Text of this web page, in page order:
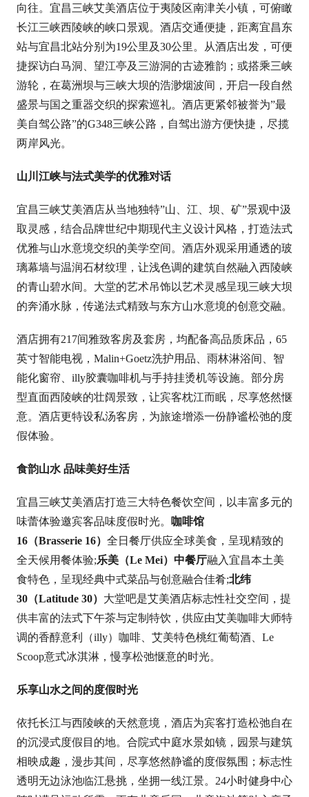
向往。宜昌三峡艾美酒店位于夷陵区南津关小镇，可俯瞰
长江三峡西陵峡的峡口景观。酒店交通便捷，距离宜昌东
站与宜昌北站分别为19公里及30公里。从酒店出发，可便
捷探访白马洞、望江亭及三游洞的古迹雅韵；或搭乘三峡
游轮，在葛洲坝与三峡大坝的浩渺烟波间，开启一段自然
盛景与国之重器交织的探索巡礼。酒店更紧邻被誉为”最
美自驾公路”的G348三峡公路，自驾出游方便快捷，尽揽
两岸风光。
山川江峡与法式美学的优雅对话
宜昌三峡艾美酒店从当地独特”山、江、坝、矿”景观中汲
取灵感，结合品牌世纪中期现代主义设计风格，打造法式
优雅与山水意境交织的美学空间。酒店外观采用通透的玻
璃幕墙与温润石材纹理，让浅色调的建筑自然融入西陵峡
的青山碧水间。大堂的艺术吊饰以艺术灵感呈现三峡大坝
的奔涌水脉，传递法式精致与东方山水意境的创意交融。
酒店拥有217间雅致客房及套房，均配备高品质床品，65
英寸智能电视，Malin+Goetz洗护用品、雨林淋浴间、智
能化窗帘、illy胶囊咖啡机与手持挂烫机等设施。部分房
型直面西陵峡的壮阔景致，让宾客枕江而眠，尽享悠然惬
意。酒店更特设私汤客房，为旅途增添一份静谧松弛的度
假体验。
食韵山水 品味美好生活
宜昌三峡艾美酒店打造三大特色餐饮空间，以丰富多元的
味蕾体验邀宾客品味度假时光。
咖啡馆
16（Brasserie 16） 全日餐厅供应全球美食，呈现精致的
全天候用餐体验;乐美（Le Mei）中餐厅融入宜昌本土美
食特色，呈现经典中式菜品与创意融合佳肴;北纬
30（Latitude 30） 大堂吧是艾美酒店标志性社交空间，提
供丰富的法式下午茶与定制特饮，供应由艾美咖啡大师特
调的香醇意利（illy）咖啡、艾美特色桃红葡萄酒、Le
Scoop意式冰淇淋，慢享松弛惬意的时光。
乐享山水之间的度假时光
依托长江与西陵峡的天然意境，酒店为宾客打造松弛自在
的沉浸式度假目的地。合院式中庭水景如镜，园景与建筑
相映成趣，漫步其间，尽享悠然静谧的度假氛围；标志性
透明无边泳池临江悬挑，坐拥一线江景。24小时健身中心